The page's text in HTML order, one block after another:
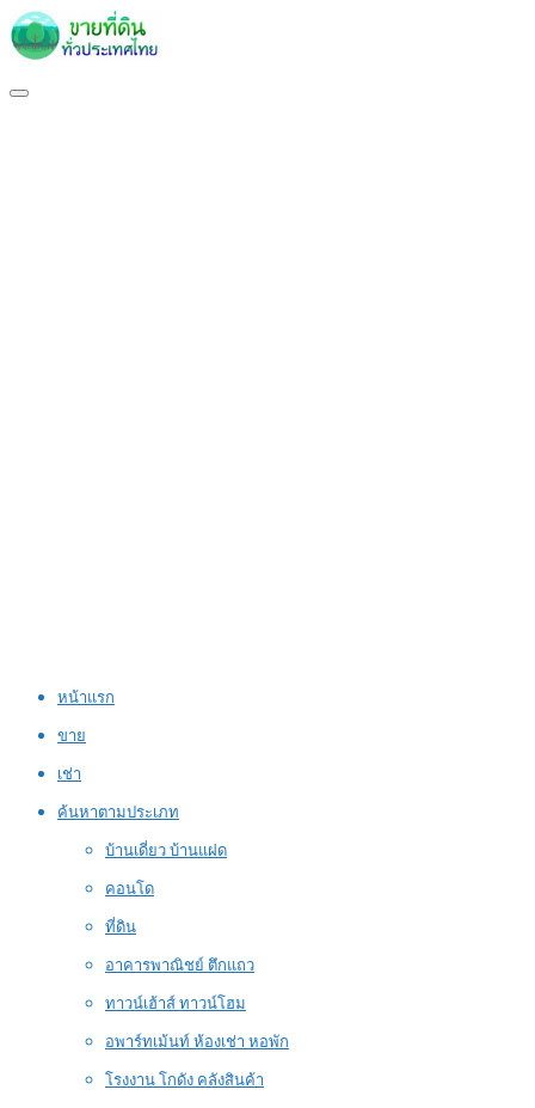
หน้าแรก
ขาย
เช่า
ค้นหาตามประเภท
บ้านเดี่ยว บ้านแฝด
คอนโด
ที่ดิน
อาคารพาณิชย์ ตึกแถว
ทาวน์เฮ้าส์ ทาวน์โฮม
อพาร์ทเม้นท์ ห้องเช่า หอพัก
โรงงาน โกดัง คลังสินค้า